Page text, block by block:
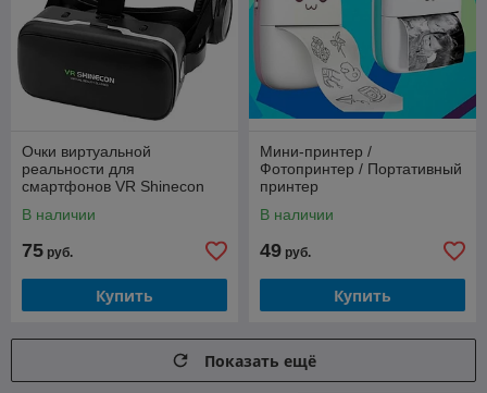
Очки виртуальной
реальноcти для
смартфонов VR Shinecon
В наличии
75 руб.
Купить
Мини-принтер /
Фотопринтер / Портативный
принтер
В наличии
49 руб.
Купить
Показать ещё